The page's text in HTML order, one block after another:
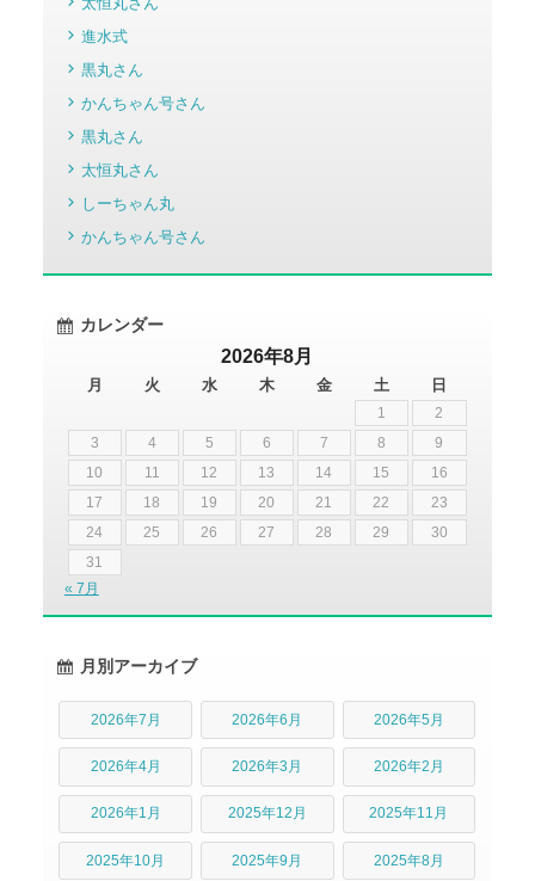
進水式
黒丸さん
かんちゃん号さん
黒丸さん
太恒丸さん
しーちゃん丸
かんちゃん号さん
カレンダー
2026年8月
月 火 水 木 金 土 日
1
2
3
4 5 6 7 8
9
10
11 12 13 14 15
16
17
18 19 20 21 22
23
24
25 26 27 28 29
30
31
« 7月
月別アーカイブ
2026年7月 2026年6月 2026年5月
2026年4月 2026年3月 2026年2月
2026年1月 2025年12月 2025年11月
2025年10月 2025年9月 2025年8月